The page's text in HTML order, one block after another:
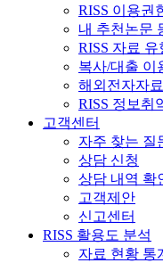
RISS 이용권
내 추천논문
RISS 자료
복사/대출 이
해외전자자
RISS 정보취
고객센터
자주 찾는 질
상담 신청
상담 내역 확
고객제안
신고센터
RISS 활용도 분석
자료 현황 통